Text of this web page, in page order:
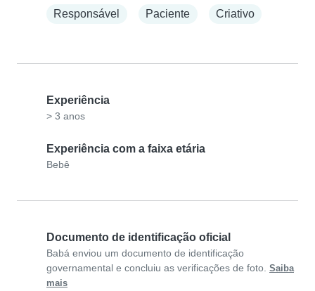
Responsável
Paciente Criativo
Experiência
> 3 anos
Experiência com a faixa etária
Bebê
Documento de identificação oficial
Babá enviou um documento de identificação
governamental e concluiu as verificações de foto. Saiba
mais